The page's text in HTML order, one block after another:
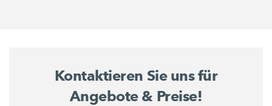
Kontaktieren Sie uns für
Angebote & Preise!